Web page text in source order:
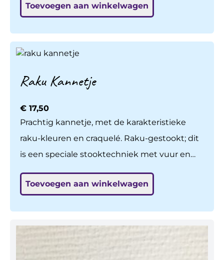
Toevoegen aan winkelwagen
Raku Kannetje
€ 17,50
Prachtig kannetje, met de karakteristieke
raku-kleuren en craquelé. Raku-gestookt; dit
is een speciale stooktechniek met vuur en
Toevoegen aan winkelwagen